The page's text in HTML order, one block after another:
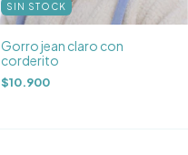
SIN STOCK
Gorro jean claro con
corderito
$10.900